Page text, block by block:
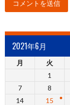
2021年6月
月 火
1
7
8
14
15